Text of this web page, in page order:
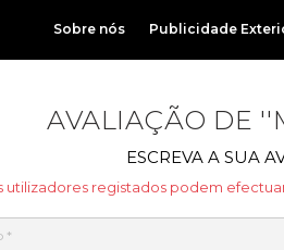
Sobre nós Publicidade
AVALIAÇÃO DE
ESCREVA A SUA
utilizadores registados podem